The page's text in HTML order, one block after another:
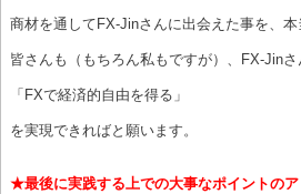
商材を通してFX-Jinさんに出会えた事を、本
皆さんも（もちろん私もですが）、FX-Jin
「FXで経済的自由を得る」
を実現できればと願います。
★最後に実践する上での大事なポイントのア